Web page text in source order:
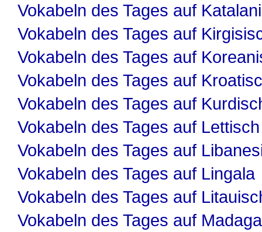
Vokabeln des Tages auf
Vokabeln des Tages auf
Vokabeln des Tages auf
Vokabeln des Tages auf
Vokabeln des Tages auf
Vokabeln des Tages auf Lettisch
Vokabeln des Tages auf
Vokabeln des Tages auf Lingala
Vokabeln des Tages auf
Vokabeln des Tages auf